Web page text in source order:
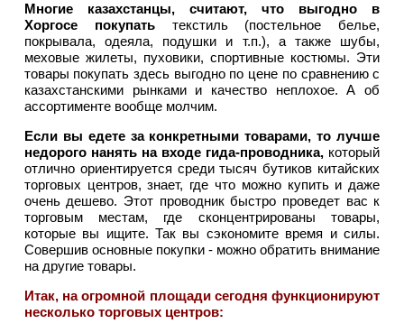
Многие казахстанцы, считают, что выгодно в
Хоргосе покупатьтекстиль (постельное белье,
покрывала, одеяла, подушки и т.п.), а также шубы,
меховые жилеты, пуховики, спортивные костюмы. Эти
товары покупать здесь выгодно по цене по сравнению с
казахстанскими рынками и качество неплохое. А об
ассортименте вообще молчим.
Если вы едете за конкретными товарами, то лучше
недорого нанять на входе гида-проводника, который
отлично ориентируется среди тысяч бутиков китайских
торговых центров, знает, где что можно купить и даже
очень дешево. Этот проводник быстро проведет вас к
торговым местам, где сконцентрированы товары,
которые вы ищите. Так вы сэкономите время и силы.
Совершив основные покупки - можно обратить внимание
на другие товары.
Итак, на огромной площади сегодня функционируют
несколько торговых центров: